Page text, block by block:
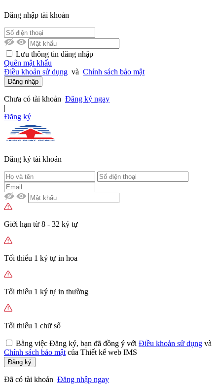
Đăng nhập tài khoản
Lưu thông tin đăng nhập
Quên mật khẩu
Điều khoản sử dụng và Chính sách bảo mật
Đăng nhập
Chưa có tài khoản Đăng ký ngay
|
Đăng ký
Đăng ký tài khoản
Giới hạn từ 8 - 32 ký tự
Tối thiểu 1 ký tự in hoa
Tối thiểu 1 ký tự in thường
Tối thiểu 1 chữ số
Bằng việc Đăng ký, bạn đã đồng ý với Điều khoản sử dụng và
Chính sách bảo mật của Thiết kế web IMS
Đăng ký
Đã có tài khoản Đăng nhập ngay